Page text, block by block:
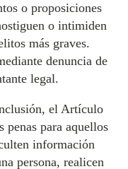
o proposiciones
o intimiden
más graves.
denuncia de
legal.
el Artículo
penas para aquellos
información
persona, realicen